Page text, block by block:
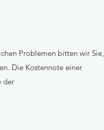
Problemen bitten wir Sie,
Die Kostennote einer
der